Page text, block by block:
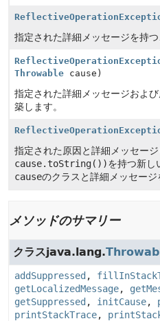
指定された詳細メッセージを持つ
Throwable cause)
指定された詳細メッセージおよ
築します。
指定された原因と詳細メッセージ
cause.toString())を持つ新し
causeのクラスと詳細メッセージ
メソッドのサマリー
クラスjava.lang.
addSuppressed ,
getLocalizedMessage,
getSuppressed , initCause,
printStackTrace,